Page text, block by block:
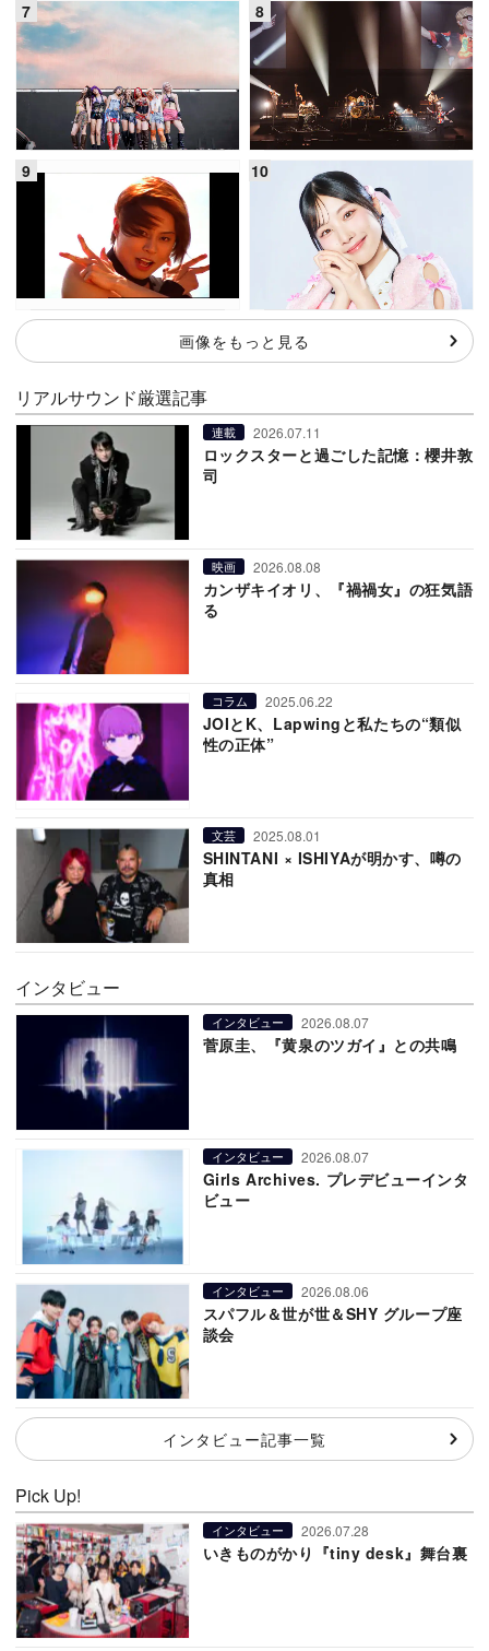
画像をもっと見る
リアルサウンド厳選記事
連載 2026.07.11
ロックスターと過ごした記憶：櫻井敦
司
映画 2026.08.08
カンザキイオリ、『禍禍女』の狂気語
る
コラム 2025.06.22
JOIとK、Lapwingと私たちの“類似
性の正体”
文芸 2025.08.01
SHINTANI × ISHIYAが明かす、噂の
真相
インタビュー
インタビュー 2026.08.07
菅原圭、『黄泉のツガイ』との共鳴
インタビュー 2026.08.07
Girls Archives. プレデビューインタ
ビュー
インタビュー 2026.08.06
スパフル＆世が世＆SHY グループ座
談会
インタビュー記事一覧
Pick Up!
インタビュー 2026.07.28
いきものがかり『tiny desk』舞台裏